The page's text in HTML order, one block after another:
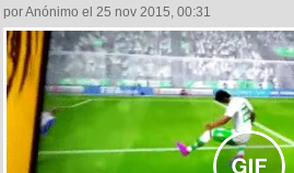
por Anónimo el 25 nov 2015, 00:31